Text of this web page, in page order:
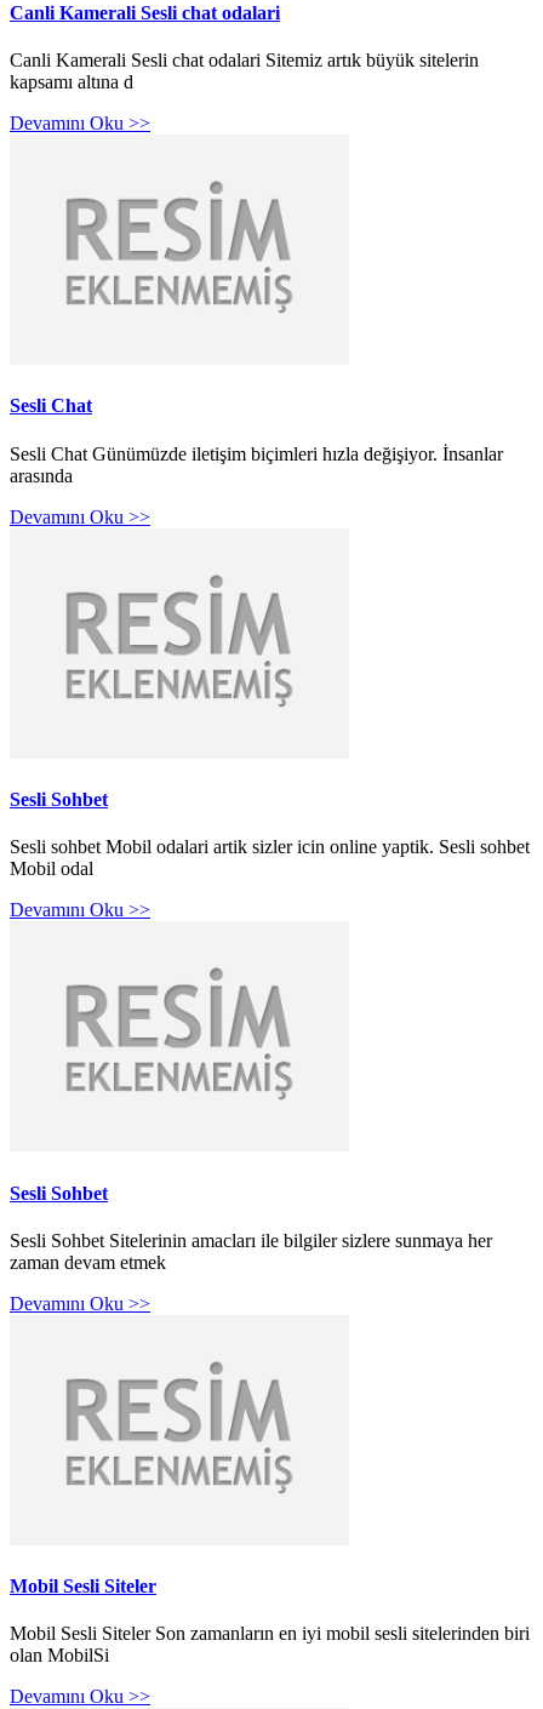
Canli Kamerali Sesli chat odalari
Canli Kamerali Sesli chat odalari Sitemiz artık büyük sitelerin
kapsamı altına d
Devamını Oku >>
Sesli Chat
Sesli Chat Günümüzde iletişim biçimleri hızla değişiyor. İnsanlar
arasında
Devamını Oku >>
Sesli Sohbet
Sesli sohbet Mobil odalari artik sizler icin online yaptik. Sesli sohbet
Mobil odal
Devamını Oku >>
Sesli Sohbet
Sesli Sohbet Sitelerinin amacları ile bilgiler sizlere sunmaya her
zaman devam etmek
Devamını Oku >>
Mobil Sesli Siteler
Mobil Sesli Siteler Son zamanların en iyi mobil sesli sitelerinden biri
olan MobilSi
Devamını Oku >>